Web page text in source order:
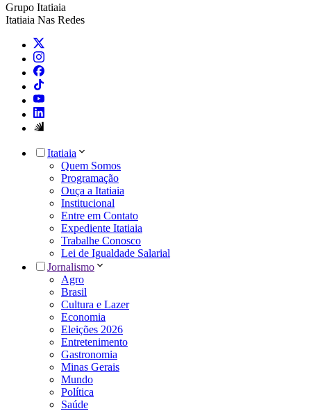
Grupo Itatiaia
Itatiaia Nas Redes
Itatiaia
Quem Somos
Programação
Ouça a Itatiaia
Institucional
Entre em Contato
Expediente Itatiaia
Trabalhe Conosco
Lei de Igualdade Salarial
Jornalismo
Agro
Brasil
Cultura e Lazer
Economia
Eleições 2026
Entretenimento
Gastronomia
Minas Gerais
Mundo
Política
Saúde